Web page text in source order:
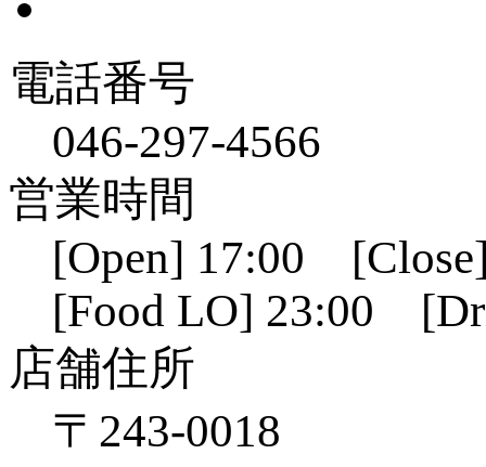
電話番号
046-297-4566
営業時間
[Open] 17:00
[Food LO] 23:00
店舗住所
〒243-0018